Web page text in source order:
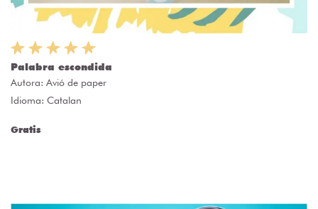
Palabra escondida
Autora: Avió de paper
Idioma: Catalan
Gratis